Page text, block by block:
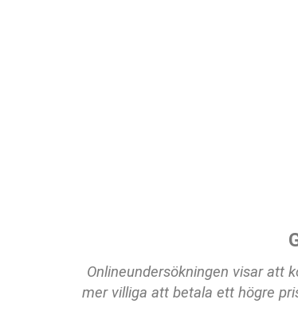
Onlineundersökningen visar att
mer villiga att betala ett högre